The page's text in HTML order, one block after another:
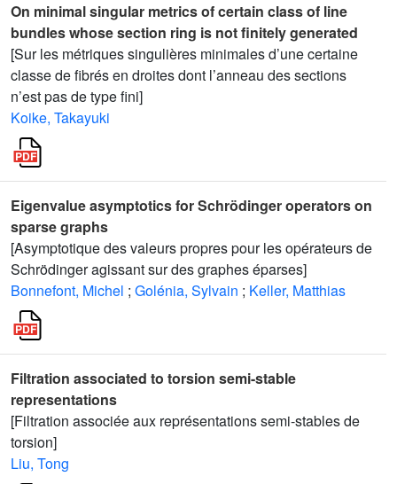
On minimal singular metrics of certain class of line
bundles whose section ring is not finitely generated
[Sur les métriques singulières minimales d’une certaine
classe de fibrés en droites dont l’anneau des sections
n’est pas de type fini]
Koike, Takayuki
Eigenvalue asymptotics for Schrödinger operators on
sparse graphs
[Asymptotique des valeurs propres pour les opérateurs de
Schrödinger agissant sur des graphes éparses]
Bonnefont, Michel ; Golénia, Sylvain ; Keller, Matthias
Filtration associated to torsion semi-stable
representations
[Filtration associée aux représentations semi-stables de
torsion]
Liu, Tong